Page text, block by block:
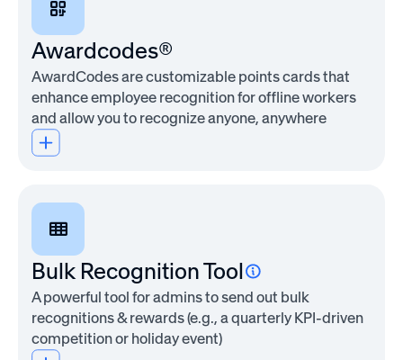
forms.
Plan
Features
Basic form
builder for
information
collection
Multiple-
choice
and
yes/no
question
Simple
distribution
to
employees
Responses
tied to
existing
employee
profiles
Get a
demoLES PLUS
POPULAIRES
Awardco
Engage
Available
as
Awardcodes®
AwardCodes are customizable points cards that
enhance employee recognition for offline workers
and allow you to recognize anyone, anywhere
Bulk Recognition Tool
A powerful tool for admins to send out bulk
recognitions & rewards (e.g., a quarterly KPI-driven
competition or holiday event)